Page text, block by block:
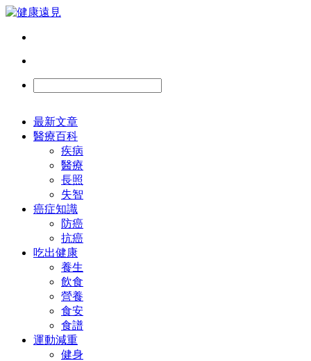
最新文章
醫療百科
疾病
醫療
長照
失智
癌症知識
防癌
抗癌
吃出健康
養生
飲食
營養
食安
食譜
運動減重
健身